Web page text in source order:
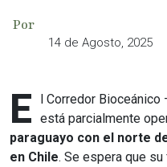
Por
14 de Agosto, 2025
E
l Corredor Bioceánico
está parcialmente
paraguayo con el norte
en Chile. Se espera que